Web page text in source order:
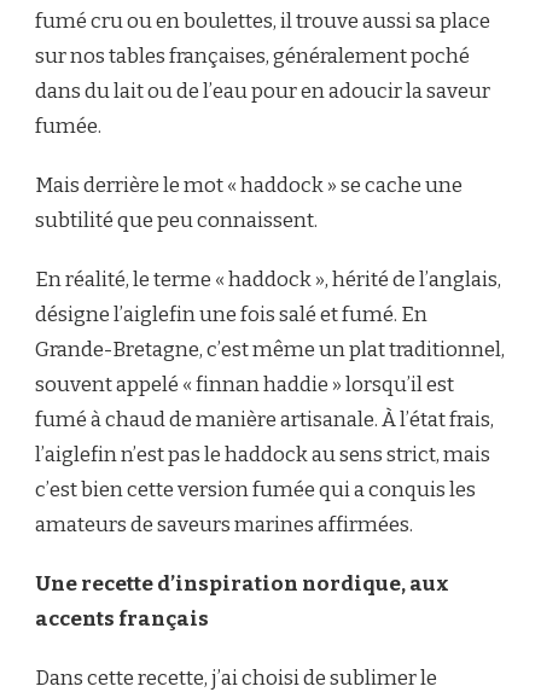
fumé cru ou en boulettes, il trouve aussi sa place
sur nos tables françaises, généralement poché
dans du lait ou de l’eau pour en adoucir la saveur
fumée.
Mais derrière le mot « haddock » se cache une
subtilité que peu connaissent.
En réalité, le terme « haddock », hérité de l’anglais,
désigne l’aiglefin une fois salé et fumé. En
Grande-Bretagne, c’est même un plat traditionnel,
souvent appelé « finnan haddie » lorsqu’il est
fumé à chaud de manière artisanale. À l’état frais,
l’aiglefin n’est pas le haddock au sens strict, mais
c’est bien cette version fumée qui a conquis les
amateurs de saveurs marines affirmées.
Une recette d’inspiration nordique, aux
accents français
Dans cette recette, j’ai choisi de sublimer le